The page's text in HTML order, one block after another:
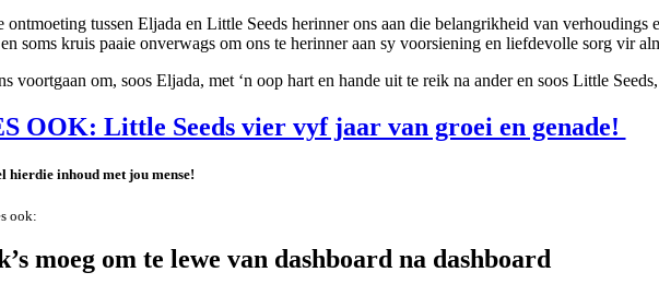
ontmoeting tussen Eljada en Little Seeds herinner ons aan die belangrikheid van
soms kruis paaie onverwags om ons te herinner aan sy voorsiening en liefdevolle sorg vir
voortgaan om, soos Eljada, met ‘n oop hart en hande uit te reik na ander en soos Little
OOK: Little Seeds vier vyf jaar van groei en genade!
hierdie inhoud met jou mense!
ook:
moeg om te lewe van dashboard na dashboard